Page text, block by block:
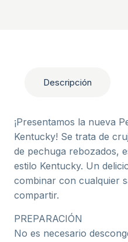
Descripción
¡Presentamos la nueva
Kentucky! Se trata de
de pechuga rebozados,
estilo Kentucky. Un
combinar con cualquier
compartir.
PREPARACIÓN
No es necesario